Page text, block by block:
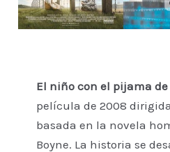
El niño con el pijama de
película de 2008
basada en la novela
Boyne. La historia se